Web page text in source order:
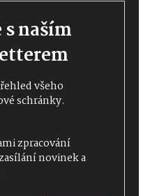
s naším
všeho
schránky.
zpracování
novinek a